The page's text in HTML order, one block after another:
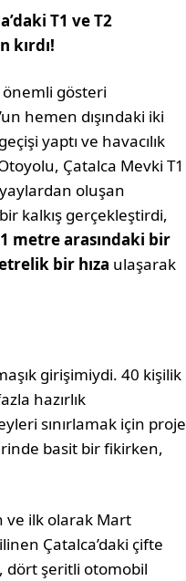
T1 ve T2
kırdı!
gösteri
hemen dışındaki iki
yaptı ve havacılık
Çatalca Mevki T1
oluşan
kalkış gerçekleştirdi,
metre arasındaki bir
bir hıza ulaşarak
girişimiydi. 40 kişilik
hazırlık
sınırlamak için proje
basit bir fikirken,
ve ilk olarak Mart
Çatalca’daki çifte
dört şeritli otomobil